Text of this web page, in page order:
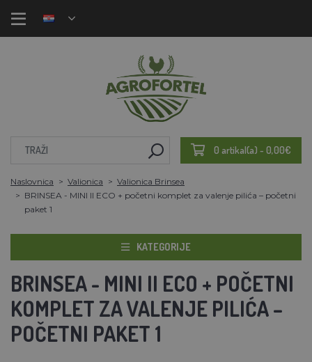
0 artikal(a) - 0,00€
Naslovnica Valionica
Valionica Brinsea
BRINSEA - MINI II ECO + početni komplet za valenje pilića – početni
paket 1
KATEGORIJE
BRINSEA - MINI II ECO + POČETNI
KOMPLET ZA VALENJE PILIĆA –
POČETNI PAKET 1